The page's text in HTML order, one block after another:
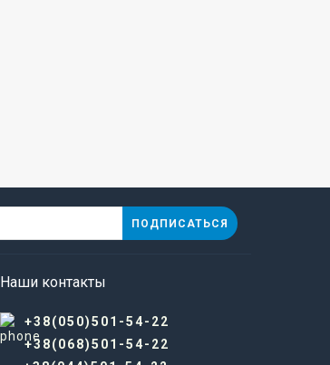
ПОДПИСАТЬСЯ
Наши контакты
+38(050)501-54-22
+38(068)501-54-22